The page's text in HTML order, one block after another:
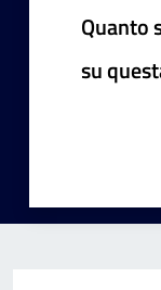
Quanto
su